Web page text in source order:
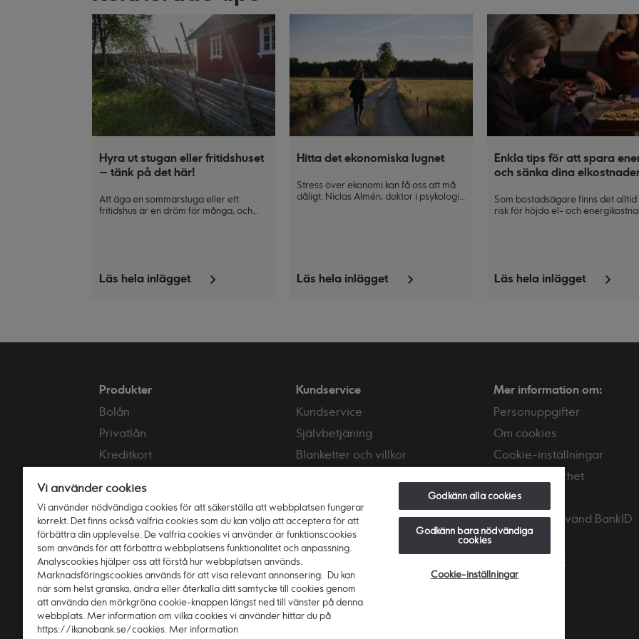
Hyra ut stugan eller fritidshuset
– tänk på det här!
Att äga en sommarstuga eller ett
fritidshus är en dröm för många, och
Läs hela inlägget
Hitta det ekonomiska lugnet
Stress över ekonomi kan få oss att må
dåligt. Niclas Almén, doktor i psykologi
Läs hela inlägget
Enkla tips för att spara
och sänka dina
Som bostadsägare finns det alltid
risk för höjda el- och
din plånbok och miljön!
Läs hela inlägget
Produkter
Bolån
Privatlån
Kreditkort
Samla lån
Försäkringar
Kundservice
Kundservice
Självbetjäning
Blanketter och villkor
Mer information om:
Personuppgifter
Om cookies
Cookie-inställningar
Tips om säkerhet
Bedrägeri
Skaffa och använd BankID
Tillgänglighet
Vi använder cookies
Vi använder nödvändiga cookies för att säkerställa att webbplatsen fungerar
korrekt. Det finns också valfria cookies som du kan välja att acceptera för att
förbättra din upplevelse. De valfria cookies vi använder är funktionscookies
som används för att förbättra webbplatsens funktionalitet och anpassning.
Analyscookies hjälper oss att förstå hur webbplatsen används.
Marknadsföringscookies används för att visa relevant annonsering. Du kan
när som helst granska, ändra eller återkalla ditt samtycke till cookies genom
att använda den mörkgröna cookie-knappen längst ned till vänster på denna
webbplats. Mer information om vilka cookies vi använder hittar du på
https://ikanobank.se/cookies. Mer information
Godkänn alla cookies
Godkänn bara nödvändiga
cookies
Cookie-inställningar